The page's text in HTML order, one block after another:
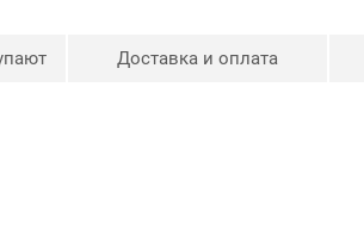
Доставка и оплата